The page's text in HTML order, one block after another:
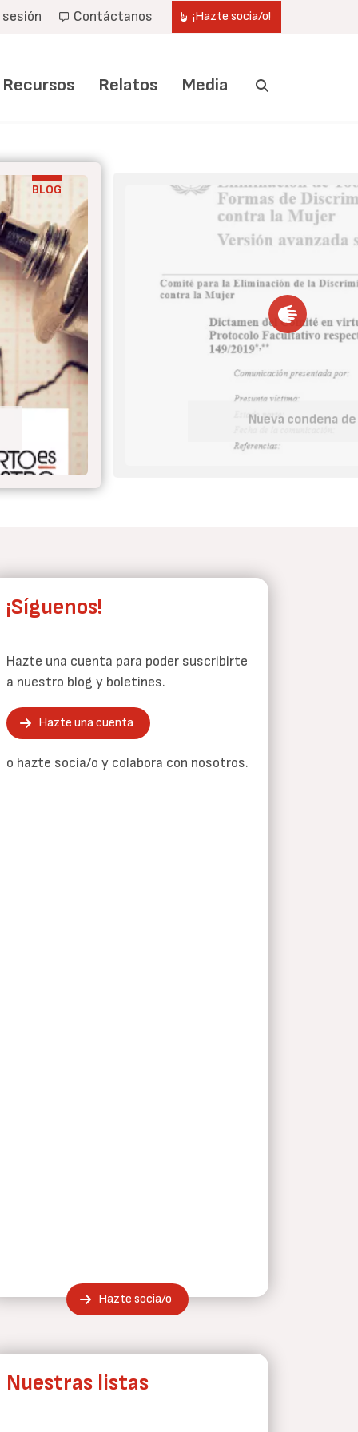
Contáctanos ¡Hazte socia/o!
Recursos Relatos Media
BLOG
Tu
¡Síguenos!
Hazte una cuenta para poder suscribirte
a nuestro blog y boletines.
Hazte una cuenta
o hazte socia/o y colabora con nosotros.
Hazte socia/o
Nuestras listas